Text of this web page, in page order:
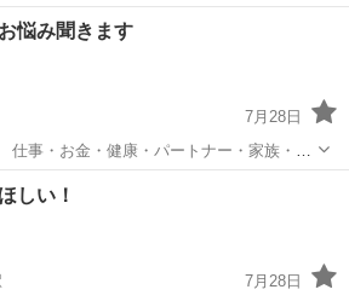
味しいお店が無数にあって、週末に遊びに
...
駅 その他
悩み聞きます
7月28日
仕事・お金・健康・パートナー・家族・友
きないようなこ
と、ありませんか？ 話したいけど話せる相
しい！
7月28日